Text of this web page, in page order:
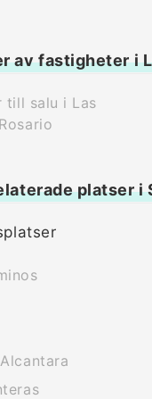
av fastigheter i
till salu i Las
platser i